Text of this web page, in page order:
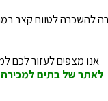
להשכרה לטווח קצר
אנו מצפים לעזור לכם
לאתר של בתים למכירה